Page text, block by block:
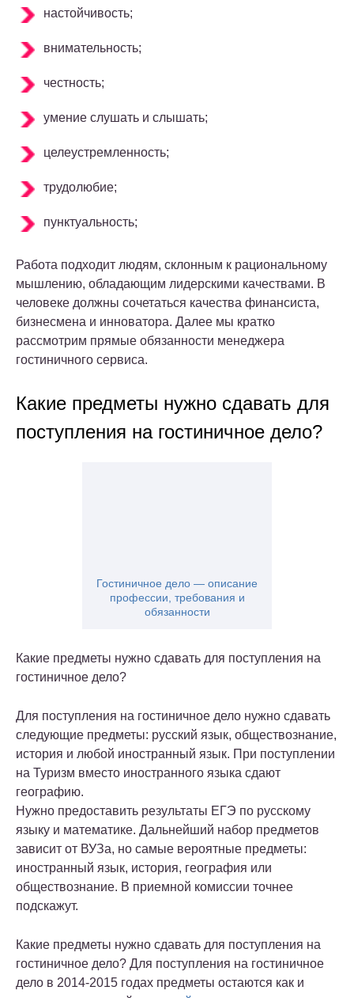
настойчивость;
внимательность;
честность;
умение слушать и слышать;
целеустремленность;
трудолюбие;
пунктуальность;
Работа подходит людям, склонным к рациональному
мышлению, обладающим лидерскими качествами. В
человеке должны сочетаться качества финансиста,
бизнесмена и инноватора. Далее мы кратко
рассмотрим прямые обязанности менеджера
гостиничного сервиса.
Какие предметы нужно сдавать для
поступления на гостиничное дело?
Гостиничное дело — описание
профессии, требования и
обязанности
Какие предметы нужно сдавать для поступления на
гостиничное дело?
Для поступления на гостиничное дело нужно сдавать
следующие предметы: русский язык, обществознание,
история и любой иностранный язык. При поступлении
на Туризм вместо иностранного языка сдают
географию.
Нужно предоставить результаты ЕГЭ по русскому
языку и математике. Дальнейший набор предметов
зависит от ВУЗа, но самые вероятные предметы:
иностранный язык, история, география или
обществознание. В приемной комиссии точнее
подскажут.
Какие предметы нужно сдавать для поступления на
гостиничное дело? Для поступления на гостиничное
дело в 2014-2015 годах предметы остаются как и